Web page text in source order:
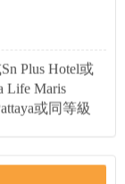
Plus Hotel或
Life Maris
或同等級